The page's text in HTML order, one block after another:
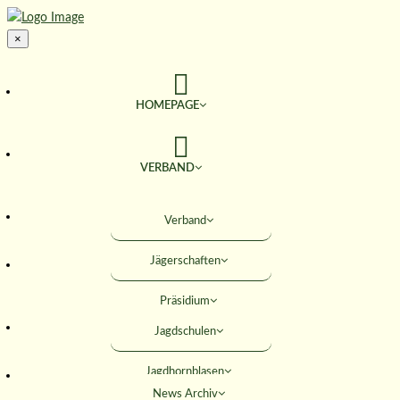
×
HOMEPAGE
VERBAND
Verband
Jägerschaften
Präsidium
TERMINE
JAGD & NATUR
Jagdschulen
Jagdhornblasen
SERVICE
News Archiv
AKTIVITÄTEN